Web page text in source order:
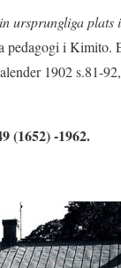
ursprungliga plats
pedagogi i Kimito.
1902 s.81-
(1652) -1962.